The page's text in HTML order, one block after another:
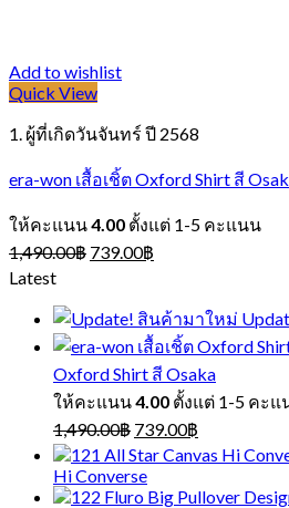
Add to wishlist
Quick View
1. ผู้ที่เกิดวันจันทร์ ปี 2568
era-won เสื้อเชิ้ต Oxford Shirt สี
ให้คะแนน4.00 ตั้งแต่ 1-5 คะแนน
1,490.00฿ Original
1,490.00฿.
739.00฿
739.00฿.
Latest
Oxford Shirt สี Osaka
ให้คะแนน4.00 ตั้งแต่ 1-5 คะแ
1,490.00฿ Original
price
was:
1,490.00฿.
739.00฿
price
is:
739.00฿.
Hi Converse